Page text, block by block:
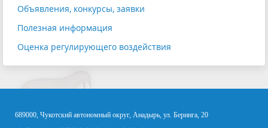
Объявления, конкурсы, заявки
Полезная информация
Оценка регулирующего воздействия
689000, Чукотский автономный округ, Анадырь, ул. Беринга, 20